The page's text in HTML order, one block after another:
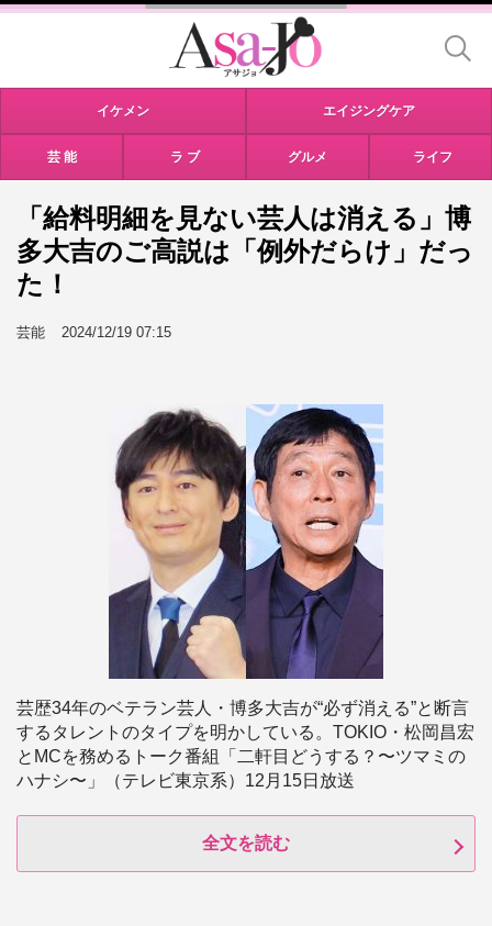
イケメン エイジングケア
芸 能 ラ ブ グルメ ライフ
「給料明細を見ない芸人は消える」博
多大吉のご高説は「例外だらけ」だっ
た！
芸能 2024/12/19 07:15
芸歴34年のベテラン芸人・博多大吉が“必ず消える”と断言
するタレントのタイプを明かしている。TOKIO・松岡昌宏
とMCを務めるトーク番組「二軒目どうする？〜ツマミの
ハナシ〜」（テレビ東京系）12月15日放送
全文を読む